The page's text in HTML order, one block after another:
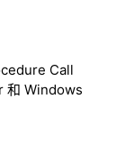
Call
和 Windows